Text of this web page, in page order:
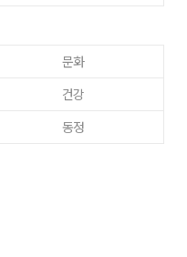
문화
건강
동정